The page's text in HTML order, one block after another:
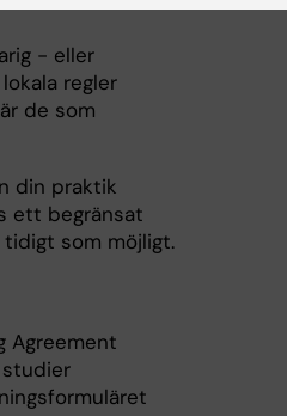
- eller
regler
de som
din praktik
ett begränsat
som möjligt.
Agreement
studier